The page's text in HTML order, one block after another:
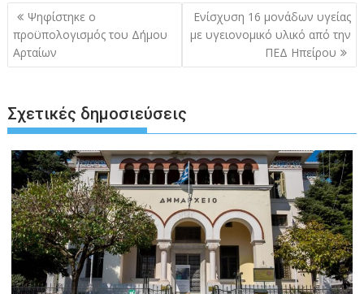
Πλοήγηση
άρθρων
Ψηφίστηκε ο
προϋπολογισμός του Δήμου
Αρταίων
Ενίσχυση 16 μονάδων υγείας
με υγειονομικό υλικό από την
ΠΕΔ Ηπείρου
Σχετικές δημοσιεύσεις